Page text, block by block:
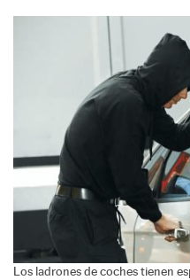
Los ladrones de coches tienen